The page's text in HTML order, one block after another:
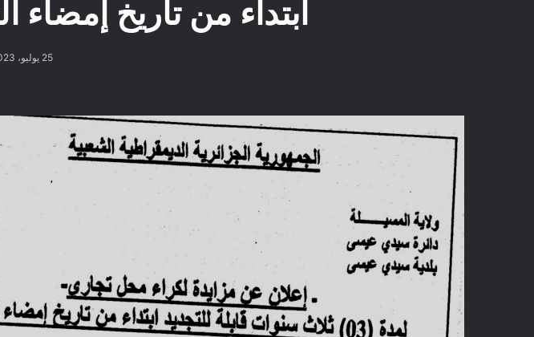
ابتداء من تاريخ
25 يوليو، 2023